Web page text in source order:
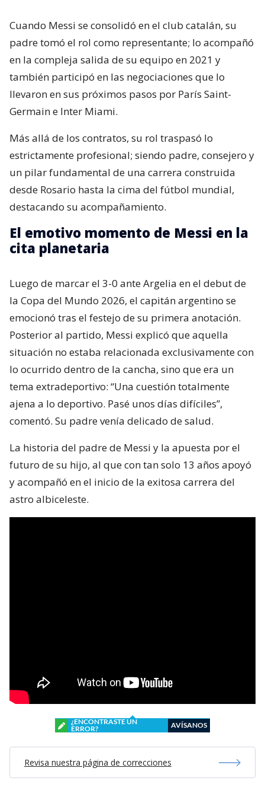
Cuando Messi se consolidó en el club catalán, su
padre tomó el rol como representante; lo acompañó
en la compleja salida de su equipo en 2021 y
también participó en las negociaciones que lo
llevaron en sus próximos pasos por París Saint-
Germain e Inter Miami.
Más allá de los contratos, su rol traspasó lo
estrictamente profesional; siendo padre, consejero y
un pilar fundamental de una carrera construida
desde Rosario hasta la cima del fútbol mundial,
destacando su acompañamiento.
El emotivo momento de Messi en la
cita planetaria
Luego de marcar el 3-0 ante Argelia en el debut de
la Copa del Mundo 2026, el capitán argentino se
emocionó tras el festejo de su primera anotación.
Posterior al partido, Messi explicó que aquella
situación no estaba relacionada exclusivamente con
lo ocurrido dentro de la cancha, sino que era un
tema extradeportivo: “Una cuestión totalmente
ajena a lo deportivo. Pasé unos días difíciles”,
comentó. Su padre venía delicado de salud.
La historia del padre de Messi y la apuesta por el
futuro de su hijo, al que con tan solo 13 años apoyó
y acompañó en el inicio de la exitosa carrera del
astro albiceleste.
¿ENCONTRASTE UN
ERROR?
AVÍSANOS
Revisa nuestra página de correcciones